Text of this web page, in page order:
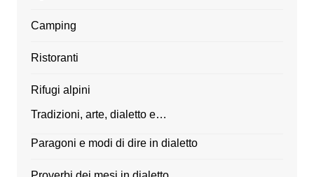
Camping
Ristoranti
Rifugi alpini
Tradizioni, arte, dialetto e…
Paragoni e modi di dire in dialetto